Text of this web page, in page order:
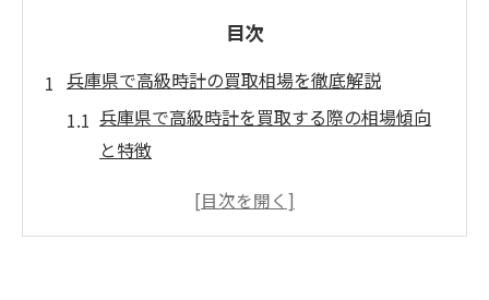
目次
兵庫県で高級時計の買取相場を徹底解説
兵庫県で高級時計を買取する際の相場傾向
と特徴
時計を売るならどこがいい兵庫の最新動向